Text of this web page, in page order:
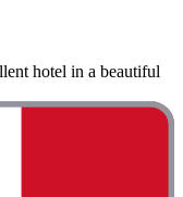
hotel in a beautiful